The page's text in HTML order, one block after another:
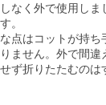
なく外で使用しま
。
点はコットが持
ません。外で間
ず折りたたむのは